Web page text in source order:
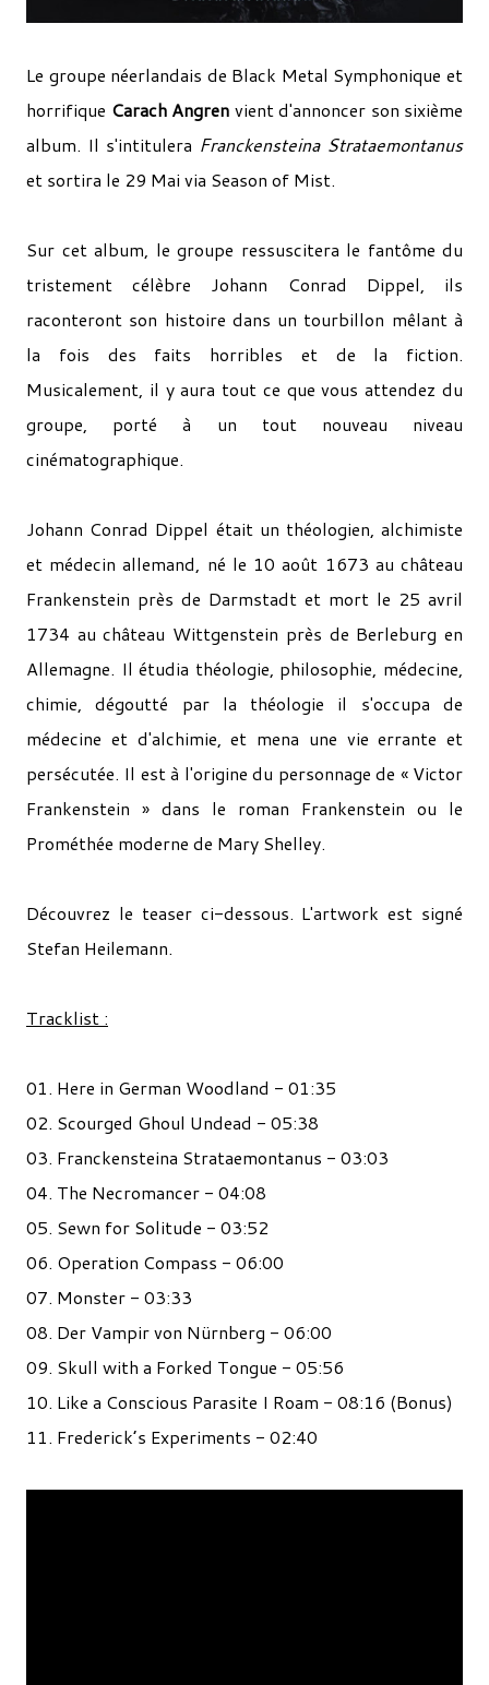
Le groupe néerlandais de Black Metal Symphonique et
horrifique Carach Angren vient d'annoncer son sixième
album. Il s'intitulera Franckensteina Strataemontanus
et sortira le 29 Mai via Season of Mist.
Sur cet album, le groupe ressuscitera le fantôme du
tristement célèbre Johann Conrad Dippel, ils
raconteront son histoire dans un tourbillon mêlant à
la fois des faits horribles et de la fiction.
Musicalement, il y aura tout ce que vous attendez du
groupe, porté à un tout nouveau niveau
cinématographique.
Johann Conrad Dippel était un théologien, alchimiste
et médecin allemand, né le 10 août 1673 au château
Frankenstein près de Darmstadt et mort le 25 avril
1734 au château Wittgenstein près de Berleburg en
Allemagne. Il étudia théologie, philosophie, médecine,
chimie, dégoutté par la théologie il s'occupa de
médecine et d'alchimie, et mena une vie errante et
persécutée. Il est à l'origine du personnage de « Victor
Frankenstein » dans le roman Frankenstein ou le
Prométhée moderne de Mary Shelley.
Découvrez le teaser ci-dessous. L'artwork est signé
Stefan Heilemann.
Tracklist :
01. Here in German Woodland - 01:35
02. Scourged Ghoul Undead - 05:38
03. Franckensteina Strataemontanus - 03:03
04. The Necromancer - 04:08
05. Sewn for Solitude - 03:52
06. Operation Compass - 06:00
07. Monster - 03:33
08. Der Vampir von Nürnberg - 06:00
09. Skull with a Forked Tongue - 05:56
10. Like a Conscious Parasite I Roam - 08:16 (Bonus)
11. Frederick’s Experiments - 02:40